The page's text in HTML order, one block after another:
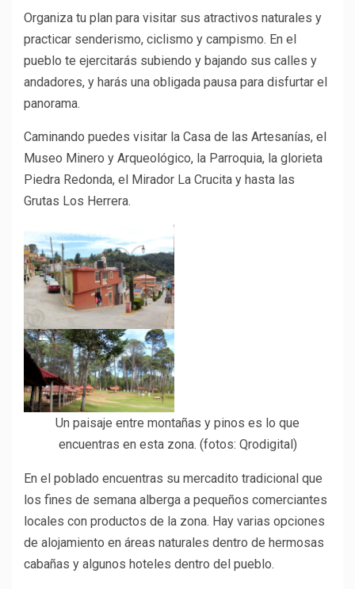
Organiza tu plan para visitar sus atractivos naturales y
practicar senderismo, ciclismo y campismo. En el
pueblo te ejercitarás subiendo y bajando sus calles y
andadores, y harás una obligada pausa para disfurtar el
panorama.
Caminando puedes visitar la Casa de las Artesanías, el
Museo Minero y Arqueológico, la Parroquia, la glorieta
Piedra Redonda, el Mirador La Crucita y hasta las
Grutas Los Herrera.
Un paisaje entre montañas y pinos es lo que
encuentras en esta zona. (fotos: Qrodigital)
En el poblado encuentras su mercadito tradicional que
los fines de semana alberga a pequeños comerciantes
locales con productos de la zona. Hay varias opciones
de alojamiento en áreas naturales dentro de hermosas
cabañas y algunos hoteles dentro del pueblo.